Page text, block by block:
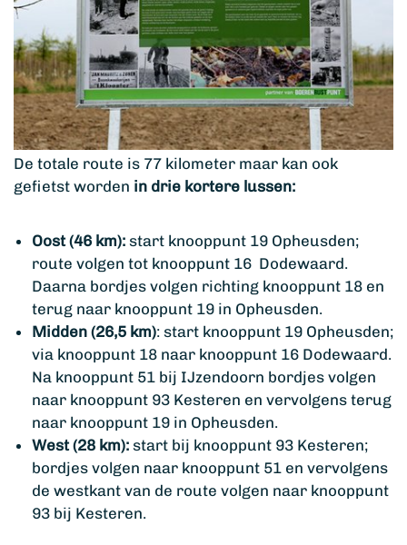
De totale route is 77 kilometer maar kan ook
gefietst worden in drie kortere lussen:
Oost (46 km): start knooppunt 19 Opheusden;
route volgen tot knooppunt 16 Dodewaard.
Daarna bordjes volgen richting knooppunt 18 en
terug naar knooppunt 19 in Opheusden.
Midden (26,5 km): start knooppunt 19 Opheusden;
via knooppunt 18 naar knooppunt 16 Dodewaard.
Na knooppunt 51 bij IJzendoorn bordjes volgen
naar knooppunt 93 Kesteren en vervolgens terug
naar knooppunt 19 in Opheusden.
West (28 km): start bij knooppunt 93 Kesteren;
bordjes volgen naar knooppunt 51 en vervolgens
de westkant van de route volgen naar knooppunt
93 bij Kesteren.